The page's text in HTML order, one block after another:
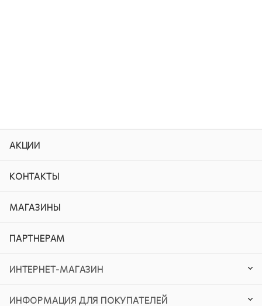
АКЦИИ
КОНТАКТЫ
МАГАЗИНЫ
ПАРТНЕРАМ
ИНТЕРНЕТ-МАГАЗИН
ИНФОРМАЦИЯ ДЛЯ ПОКУПАТЕЛЕЙ